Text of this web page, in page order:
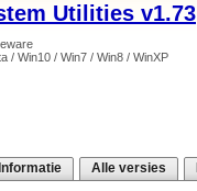
Utilities v1.73
/ Win10 / Win7 / Win8 / WinXP
Informatie Alle versies